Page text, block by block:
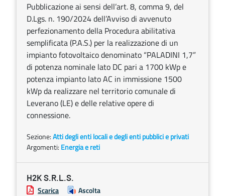
Pubblicazione ai sensi dell’art. 8, comma 9, del
D.Lgs. n. 190/2024 dell’Avviso di avvenuto
perfezionamento della Procedura abilitativa
semplificata (P.A.S.) per la realizzazione di un
impianto fotovoltaico denominato “PALADINI 1,7”
di potenza nominale lato DC pari a 1700 kWp e
potenza impianto lato AC in immissione 1500
kWp da realizzare nel territorio comunale di
Leverano (LE) e delle relative opere di
connessione.
Sezione:Atti degli enti locali e degli enti pubblici e privati
Argomenti: Energia e reti
H2K S.R.L.S.
Scarica Ascolta